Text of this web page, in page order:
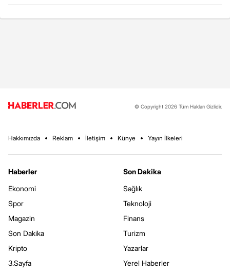
© Copyright 2026 Tüm Hakları Gizlidir.
Hakkımızda Reklam İletişim Künye Yayın İlkeleri
Haberler
Ekonomi
Spor
Magazin
Son Dakika
Kripto
3.Sayfa
Son Dakika
Sağlık
Teknoloji
Finans
Turizm
Yazarlar
Yerel Haberler